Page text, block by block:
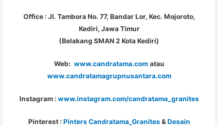
Office : Jl. Tambora No. 77, Bandar Lor, Kec. Mojoroto,
Kediri, Jawa Timur
(Belakang SMAN 2 Kota Kediri)
Web: www.candratama.com atau
www.candratamagrupnusantara.com
Instagram : www.instagram.com/candratama_granites
Pinterest : Pinters Candratama_Granites&Desain